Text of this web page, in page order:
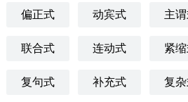
偏正式 动宾式 主
联合式 连动式 紧
复句式 补充式 复